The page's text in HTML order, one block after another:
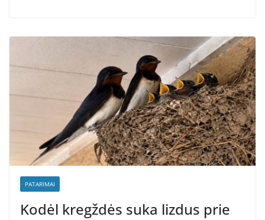
PATARIMAI
Kodėl kregždės suka lizdus prie